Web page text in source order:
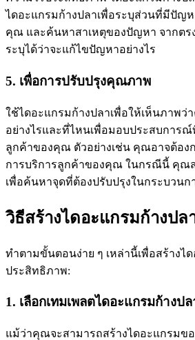
ไดอะแกรมก้างปลาเพื่อระบุส่วนที่มีปัญ
คุณ และค้นหาสาเหตุของปัญหา จากต
ระบุได้ว่าจะแก้ไขปัญหาอย่างไร
5. เพื่อการปรับปรุงคุณภาพ
ใช้ไดอะแกรมก้างปลาเพื่อให้เห็นภาพว่
อย่างไรและที่ไหนเพื่อมอบประสบกา
ลูกค้าของคุณ ตัวอย่างเช่น คุณอาจต้อง
การบริการลูกค้าของคุณ ในกรณีนี้ คุณ
เพื่อค้นหาจุดที่ต้องปรับปรุงในกระบวน
วิธีสร้างไดอะแกรมก้างปล
ทำตามขั้นตอนง่าย ๆ เหล่านี้เพื่อสร้างไ
ประสิทธิภาพ:
1. เลือกเทมเพลตไดอะแกรมก้างปล
แม้ว่าคุณจะสามารถสร้างไดอะแกรมข